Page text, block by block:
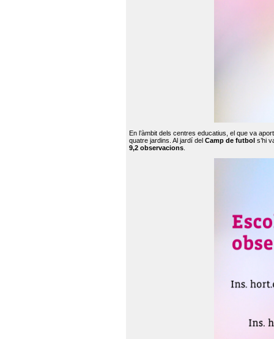
En l’àmbit dels centres educatius, el que va
quatre jardins. Al jardí del Camp de futbol s’hi
9,2 observacions